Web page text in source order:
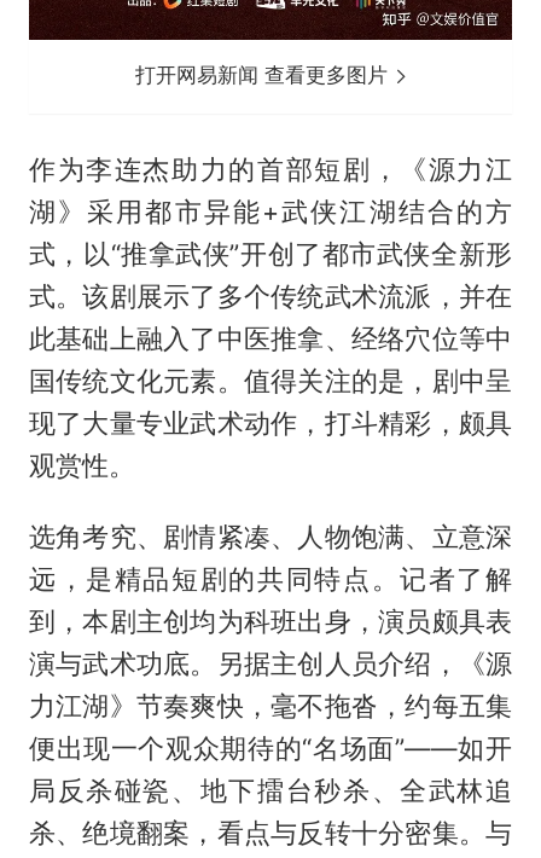
打开网易新闻 查看更多图片
作为李连杰助力的首部短剧，《源力江
湖》采用都市异能+武侠江湖结合的方
式，以“推拿武侠”开创了都市武侠全新形
式。该剧展示了多个传统武术流派，并在
此基础上融入了中医推拿、经络穴位等中
国传统文化元素。值得关注的是，剧中呈
现了大量专业武术动作，打斗精彩，颇具
观赏性。
选角考究、剧情紧凑、人物饱满、立意深
远，是精品短剧的共同特点。记者了解
到，本剧主创均为科班出身，演员颇具表
演与武术功底。另据主创人员介绍，《源
力江湖》节奏爽快，毫不拖沓，约每五集
便出现一个观众期待的“名场面”——如开
局反杀碰瓷、地下擂台秒杀、全武林追
杀、绝境翻案，看点与反转十分密集。与